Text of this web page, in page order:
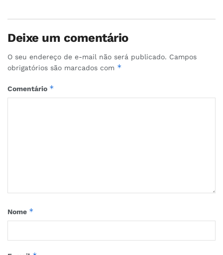
Deixe um comentário
O seu endereço de e-mail não será publicado. Campos
obrigatórios são marcados com *
Comentário *
Nome *